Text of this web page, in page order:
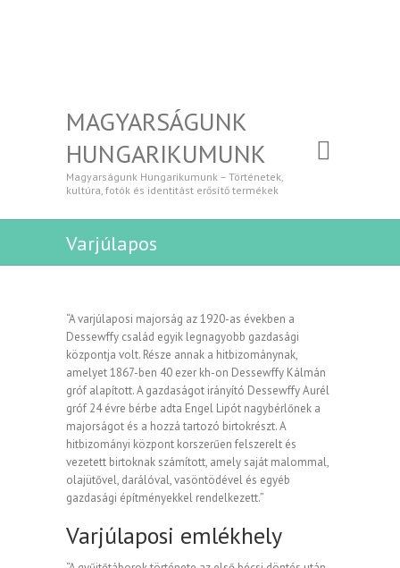
MAGYARSÁGUNK
HUNGARIKUMUNK
Magyarságunk Hungarikumunk – Történetek,
kultúra, fotók és identitást erősítő termékek
Varjúlapos
“A varjúlaposi majorság az 1920-as években a
Dessewffy család egyik legnagyobb gazdasági
központja volt. Része annak a hitbizománynak,
amelyet 1867-ben 40 ezer kh-on Dessewffy Kálmán
gróf alapított. A gazdaságot irányító Dessewffy Aurél
gróf 24 évre bérbe adta Engel Lipót nagybérlőnek a
majorságot és a hozzá tartozó birtokrészt. A
hitbizományi központ korszerűen felszerelt és
vezetett birtoknak számított, amely saját malommal,
olajütővel, darálóval, vasöntödével és egyéb
gazdasági építményekkel rendelkezett.”
Varjúlaposi emlékhely